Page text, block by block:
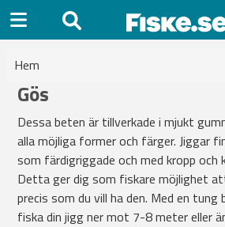
Hem
Gös
Dessa beten är tillverkade i mjukt
alla möjliga former och färger. Jiggar
som färdigriggade och med kropp och
Detta ger dig som fiskare möjlighet
precis som du vill ha den. Med en tung
fiska din jigg ner mot 7-8 meter eller